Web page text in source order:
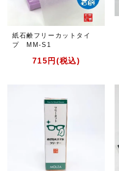
紙石鹸フリーカットタイ
プ MM-S1
715円(税込)